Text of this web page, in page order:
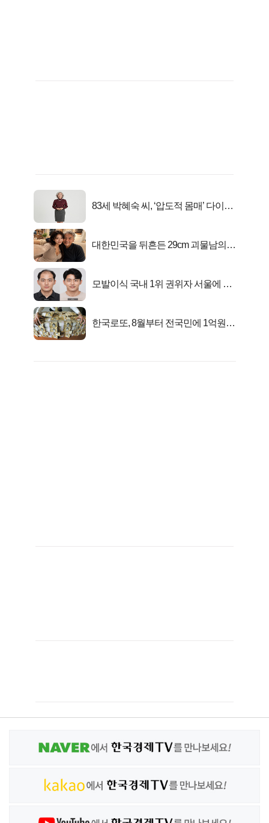
83세 박혜숙 씨, ‘압도적 몸매’ 다이어
대한민국을 뒤흔든 29cm 괴물남의
모발이식 국내 1위 권위자 서울에 있
한국로또, 8월부터 전국민에 1억원씩